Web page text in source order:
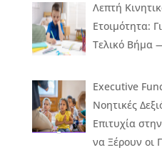
Λεπτή
Ετοιμότητα:
Τελικό Βήμα
Executive
Νοητικές
Επιτυχία
να Ξέρουν οι